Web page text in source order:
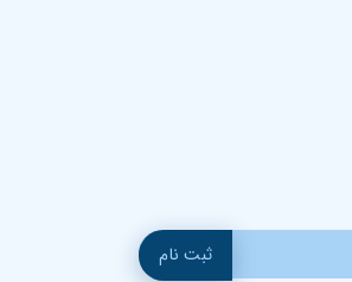
ثبت نام